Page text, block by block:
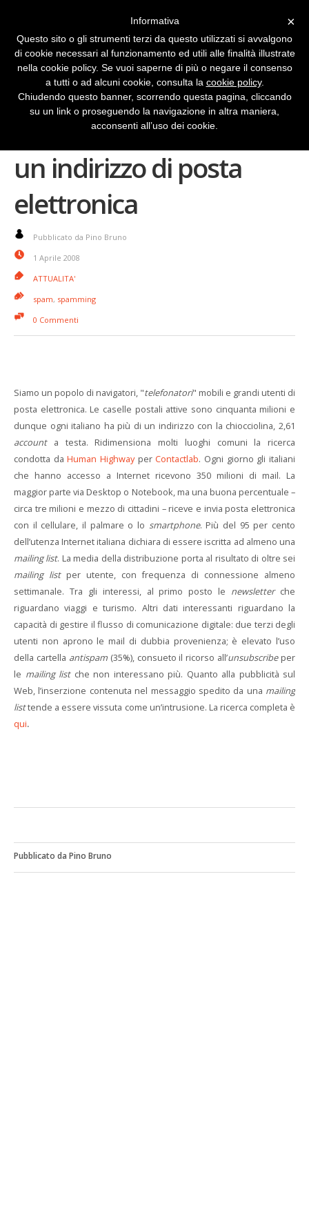
Ogni italiano ha più di
un indirizzo di posta
elettronica
Pubblicato da Pino Bruno
1 Aprile 2008
ATTUALITA'
spam, spamming
0 Commenti
Siamo un popolo di navigatori, "telefonatori" mobili e grandi utenti di
posta elettronica. Le caselle postali attive sono cinquanta milioni e
dunque ogni italiano ha più di un indirizzo con la chiocciolina, 2,61
accounta testa. Ridimensiona molti luoghi comuni la ricerca
condotta daHuman HighwayperContactlab. Ogni giorno gli italiani
che hanno accesso a Internet ricevono 350 milioni di mail. La
maggior parte via Desktop o Notebook, ma una buona percentuale –
circa tre milioni e mezzo di cittadini – riceve e invia posta elettronica
con il cellulare, il palmare o lo smartphone. Più del 95 per cento
dell’utenza Internet italiana dichiara di essere iscritta ad almeno una
mailing list. La media della distribuzione porta al risultato di oltre sei
mailing listper utente, con frequenza di connessione almeno
settimanale. Tra gli interessi, al primo posto le newsletterche
riguardano viaggi e turismo. Altri dati interessanti riguardano la
capacità di gestire il flusso di comunicazione digitale: due terzi degli
utenti non aprono le mail di dubbia provenienza; è elevato l’uso
della cartella antispam(35%), consueto il ricorso all’unsubscribeper
le mailing listche non interessano più. Quanto alla pubblicità sul
Web, l’inserzione contenuta nel messaggio spedito da una mailing
listtende a essere vissuta come un’intrusione. La ricerca completa è
qui.
Pubblicato da Pino Bruno
×
Informativa
Questo sito o gli strumenti terzi da questo utilizzati si avvalgono
di cookie necessari al funzionamento ed utili alle finalità illustrate
nella cookie policy. Se vuoi saperne di più o negare il consenso
a tutti o ad alcuni cookie, consulta la cookie policy.
Chiudendo questo banner, scorrendo questa pagina, cliccando
su un link o proseguendo la navigazione in altra maniera,
acconsenti all’uso dei cookie.